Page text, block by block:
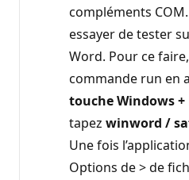
compléments
essayer de tester
Word. Pour ce
commande run en
touche Windows +
tapez winword /
Une fois
Options de > de